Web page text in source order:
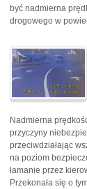
być nadmierna
drogowego w
Nadmierna
przyczyny
przeciwdziałając
na poziom
łamanie przez
Przekonała się o